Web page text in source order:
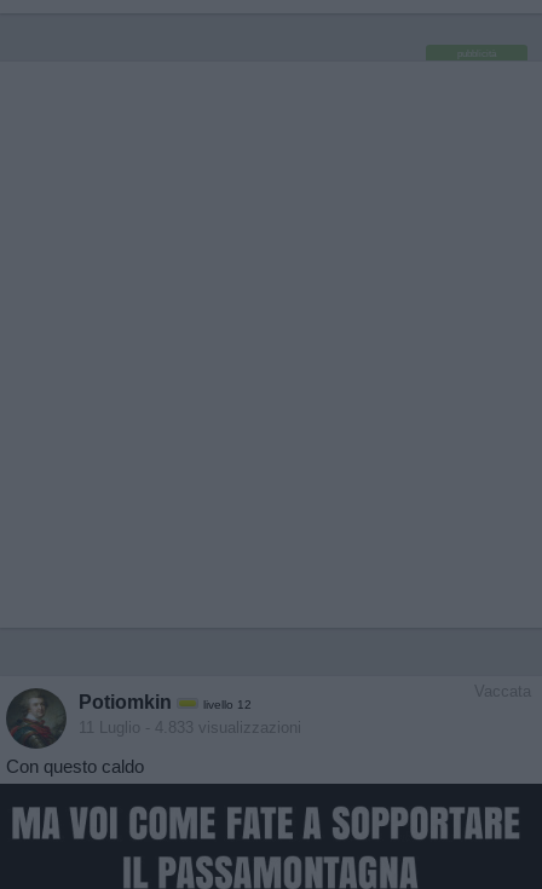
pubblicità
Vaccata
Potiomkin livello 12
11 Luglio - 4.833 visualizzazioni
Con questo caldo